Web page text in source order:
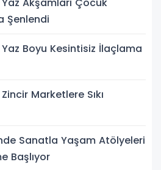
Akşamları Çocuk
Şenlendi
Boyu Kesintisiz İlaçlama
Marketlere Sıkı
Sanatla Yaşam Atölyeleri
Başlıyor